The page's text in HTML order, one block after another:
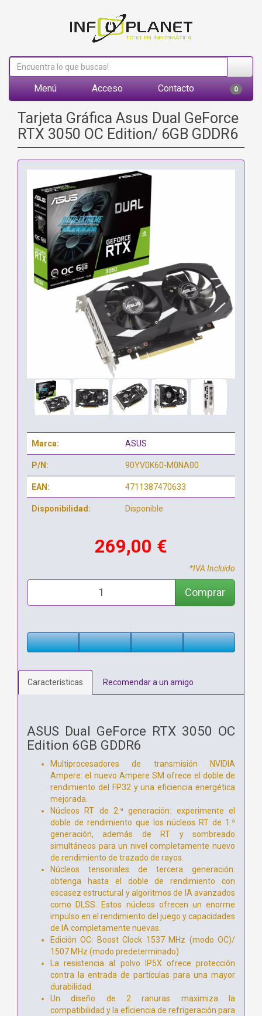
Menú Acceso Contacto 0
Tarjeta Gráfica Asus Dual GeForce
RTX 3050 OC Edition/ 6GB GDDR6
Marca: ASUS
P/N: 90YV0K60-M0NA00
EAN: 4711387470633
Disponibilidad: Disponible
269,00 €
*IVA Incluido
Comprar
Características Recomendar a un amigo
ASUS Dual GeForce RTX 3050 OC
Edition 6GB GDDR6
Multiprocesadores de transmisión NVIDIA
Ampere: el nuevo Ampere SM ofrece el doble de
rendimiento del FP32 y una eficiencia energética
mejorada.
Núcleos RT de 2.ª generación: experimente el
doble de rendimiento que los núcleos RT de 1.ª
generación, además de RT y sombreado
simultáneos para un nivel completamente nuevo
de rendimiento de trazado de rayos.
Núcleos tensoriales de tercera generación:
obtenga hasta el doble de rendimiento con
escasez estructural y algoritmos de IA avanzados
como DLSS. Estos núcleos ofrecen un enorme
impulso en el rendimiento del juego y capacidades
de IA completamente nuevas.
Edición OC: Boost Clock 1537 MHz (modo OC)/
1507 MHz (modo predeterminado)
La resistencia al polvo IP5X ofrece protección
contra la entrada de partículas para una mayor
durabilidad.
Un diseño de 2 ranuras maximiza la
compatibilidad y la eficiencia de refrigeración para